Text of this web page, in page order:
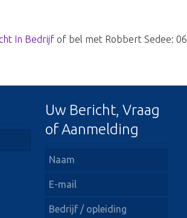
In Bedrijf of bel met Robbert Sedee: 06
Uw Bericht, Vraag
of Aanmelding